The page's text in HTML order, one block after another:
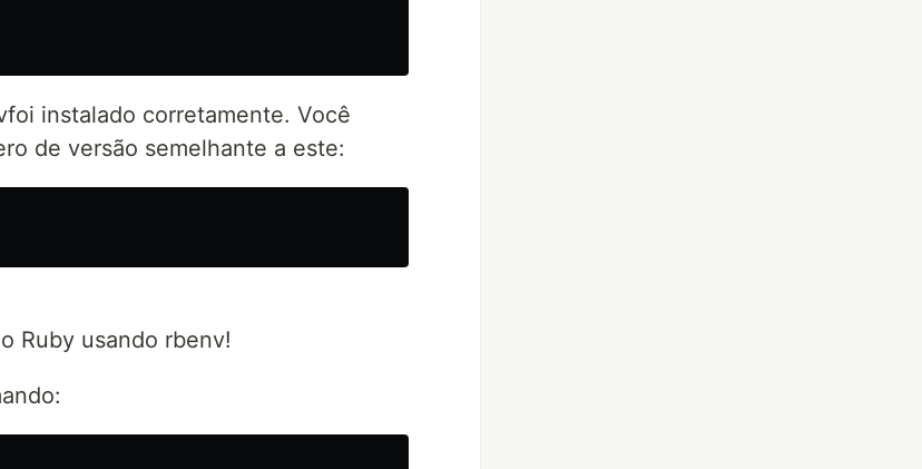
instalado corretamente. Você
de versão semelhante a este:
Ruby usando rbenv!